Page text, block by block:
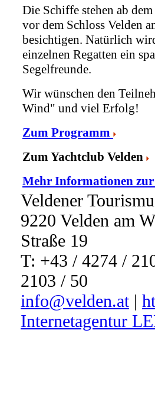
Die Schiffe stehen ab
vor dem Schloss Velden
besichtigen. Natürlich
einzelnen Regatten ein
Segelfreunde.
Wir wünschen den
Wind" und viel Erfolg!
Zum Programm
Zum Yachtclub Velden
Mehr Informationen
Veldener
9220 Velden am
Straße 19
T: +43 / 4274 /
2103 / 50
info@velden.at|
Internetagentur